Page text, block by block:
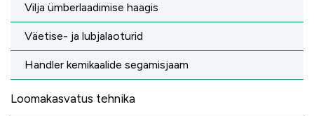
Vilja ümberlaadimise haagis
Väetise- ja lubjalaoturid
Handler kemikaalide segamisjaam
Loomakasvatus tehnika